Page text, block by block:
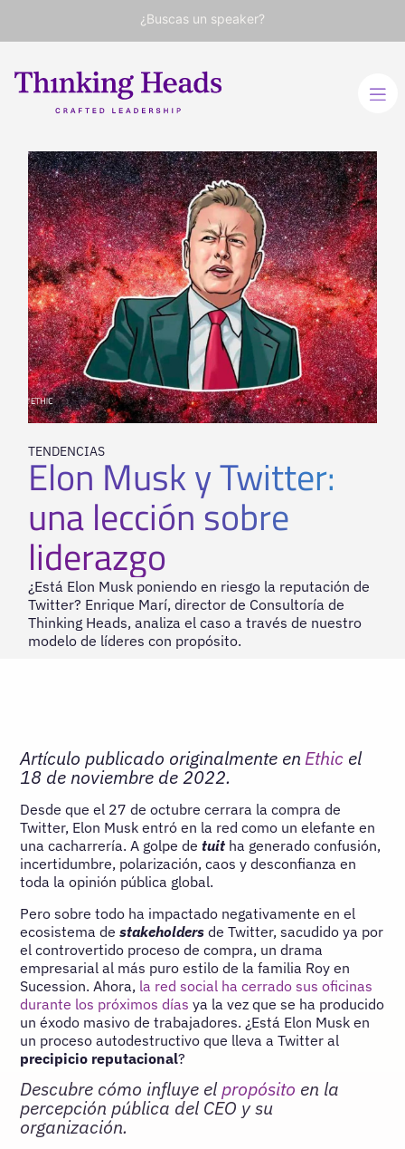
¿Buscas un speaker?
TENDENCIAS
Elon Musk y Twitter:
una lección sobre
liderazgo
¿Está Elon Musk poniendo en riesgo la reputación de
Twitter? Enrique Marí, director de Consultoría de
Thinking Heads, analiza el caso a través de nuestro
modelo de líderes con propósito.
Artículo publicado originalmente en Ethic el
18 de noviembre de 2022.
Desde que el 27 de octubre cerrara la compra de
Twitter, Elon Musk entró en la red como un elefante en
una cacharrería. A golpe detuit ha generado confusión,
incertidumbre, polarización, caos y desconfianza en
toda la opinión pública global.
Pero sobre todo ha impactado negativamente en el
ecosistema destakeholders de Twitter, sacudido ya por
el controvertido proceso de compra, un drama
empresarial al más puro estilo de la familia Roy en
Sucession. Ahora, la red social ha cerrado sus oficinas
durante los próximos días ya la vez que se ha producido
un éxodo masivo de trabajadores. ¿Está Elon Musk en
un proceso autodestructivo que lleva a Twitter al
precipicio reputacional?
Descubre cómo influye elpropósito en la
percepción pública del CEO y su
organización.